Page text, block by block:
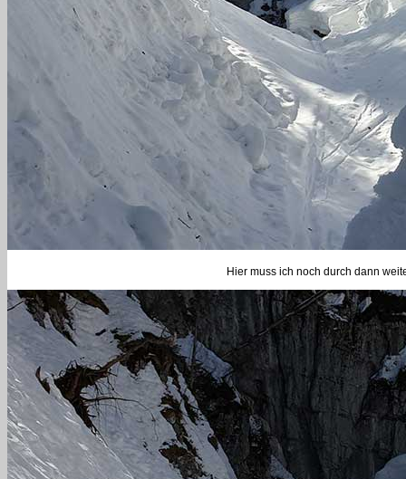
Hier muss ich noch durch dann